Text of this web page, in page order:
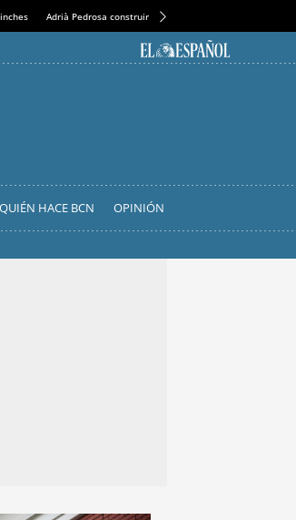
Adrià Pedrosa construirá la nueva residencia en el
QUIÉN HACE BCN OPINIÓN